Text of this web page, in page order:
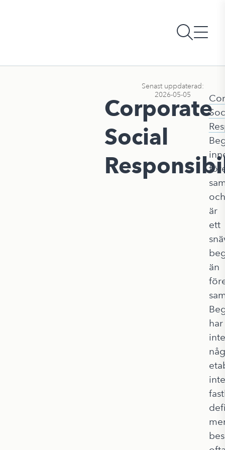
Corporate
Social
Senast uppdaterad:
2026-05-05
och
är
ett
än
har
inte